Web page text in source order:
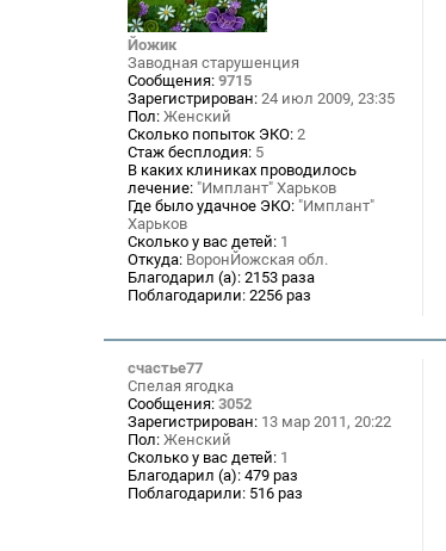
Йожик
Заводная старушенция
Сообщения: 9715
Зарегистрирован: 24 июл 2009, 23:35
Пол: Женский
Сколько попыток ЭКО: 2
Стаж бесплодия: 5
В каких клиниках проводилось
лечение: "Имплант" Харьков
Где было удачное ЭКО: "Имплант"
Харьков
Сколько у вас детей: 1
Откуда: ВоронЙожская обл.
Благодарил (а): 2153 раза
Поблагодарили: 2256 раз
счастье77
Спелая ягодка
Сообщения: 3052
Зарегистрирован: 13 мар 2011, 20:22
Пол: Женский
Сколько у вас детей: 1
Благодарил (а): 479 раз
Поблагодарили: 516 раз